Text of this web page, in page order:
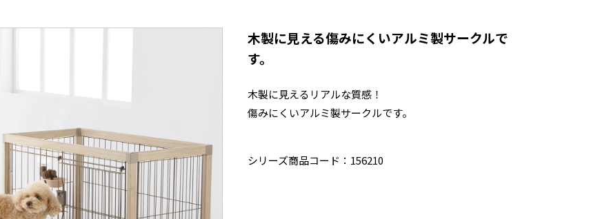
木製に見える傷みにくいアルミ製サークルで
す。
木製に見えるリアルな質感！
傷みにくいアルミ製サークルです。
シリーズ商品コード：156210